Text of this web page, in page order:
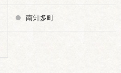
南知多町